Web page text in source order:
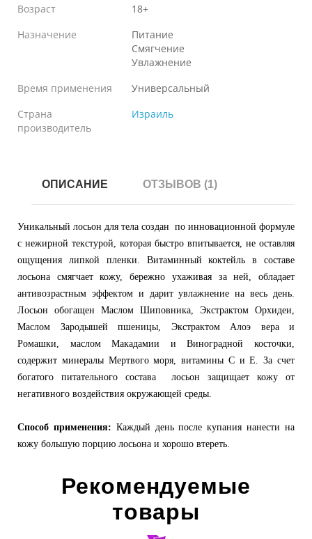
Возраст
18+
Назначение
Питание
Смягчение
Увлажнение
Время применения
Универсальный
Страна
производитель
Израиль
ОПИСАНИЕ ОТЗЫВОВ (1)
Уникальный лосьон для тела создан по инновационной формуле
с нежирной текстурой, которая быстро впитывается, не оставляя
ощущения липкой пленки. Витаминный коктейль в составе
лосьона смягчает кожу, бережно ухаживая за ней, обладает
антивозрастным эффектом и дарит увлажнение на весь день.
Лосьон обогащен Маслом Шиповника, Экстрактом Орхидеи,
Маслом Зародышей пшеницы, Экстрактом Алоэ вера и
Ромашки, маслом Макадамии и Виноградной косточки,
содержит минералы Мертвого моря, витамины С и Е. За счет
богатого питательного состава лосьон защищает кожу от
негативного воздействия окружающей среды.
Способ применения: Каждый день после купания нанести на
кожу большую порцию лосьона и хорошо втереть.
Рекомендуемые
товары